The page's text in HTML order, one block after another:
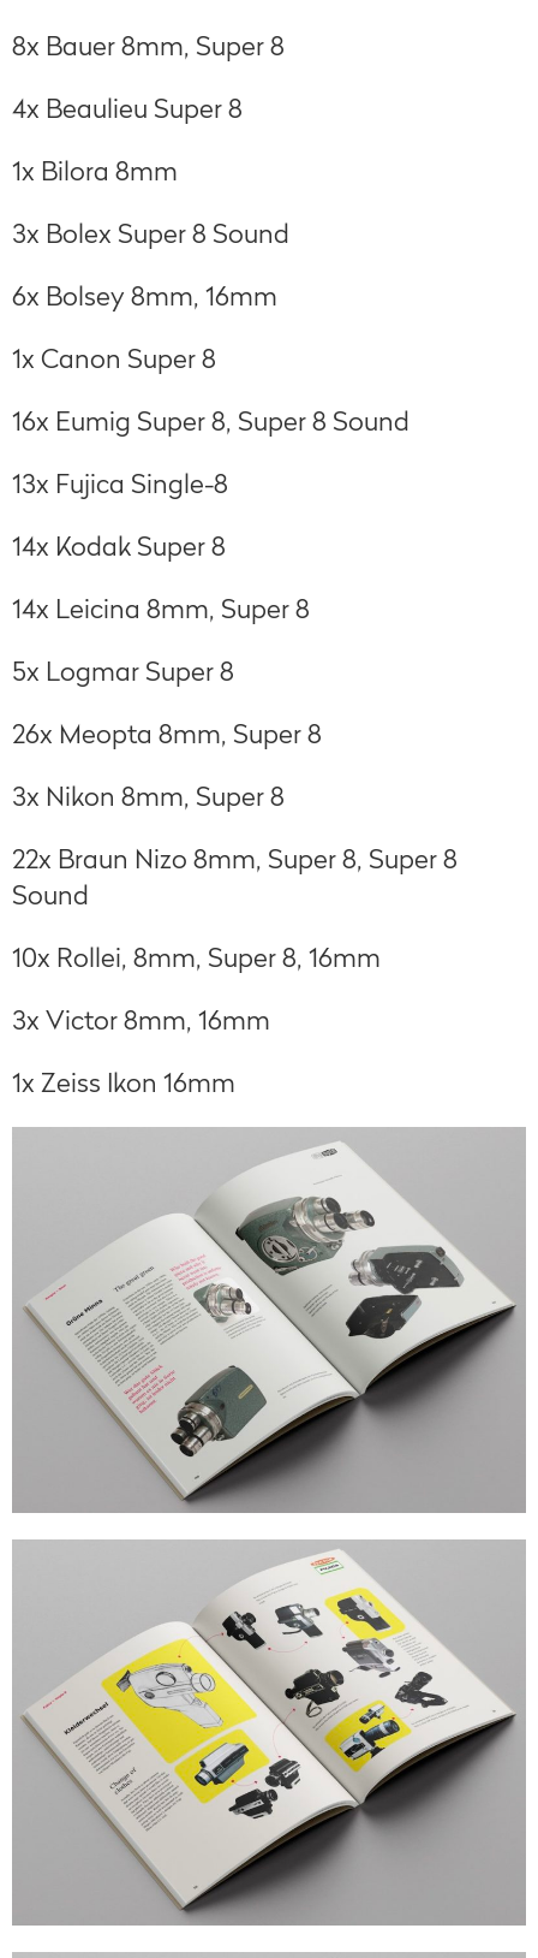
8x Bauer 8mm, Super 8
4x Beaulieu Super 8
1x Bilora 8mm
3x Bolex Super 8 Sound
6x Bolsey 8mm, 16mm
1x Canon Super 8
16x Eumig Super 8, Super 8 Sound
13x Fujica Single-8
14x Kodak Super 8
14x Leicina 8mm, Super 8
5x Logmar Super 8
26x Meopta 8mm, Super 8
3x Nikon 8mm, Super 8
22x Braun Nizo 8mm, Super 8, Super 8
Sound
10x Rollei, 8mm, Super 8, 16mm
3x Victor 8mm, 16mm
1x Zeiss Ikon 16mm